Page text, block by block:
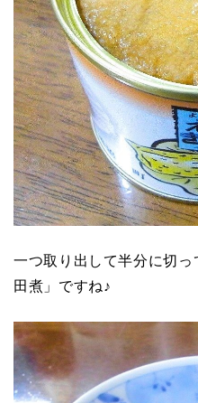
一つ取り出して半分に切
田煮」ですね♪